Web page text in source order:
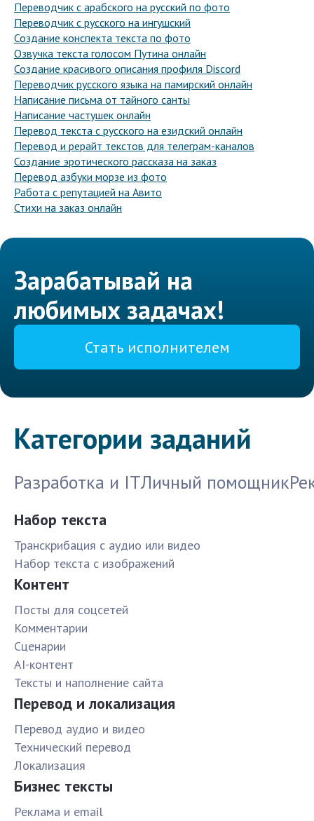
Переводчик с арабского на русский по фото
Переводчик с русского на ингушский
Создание конспекта текста по фото
Озвучка текста голосом Путина онлайн
Создание красивого описания профиля Discord
Переводчик русского языка на памирский онлайн
Написание письма от тайного санты
Написание частушек онлайн
Перевод текста с русского на езидский онлайн
Перевод и рерайт текстов для телеграм-каналов
Создание эротического рассказа на заказ
Перевод азбуки морзе из фото
Работа с репутацией на Авито
Стихи на заказ онлайн
Зарабатывай на
любимых задачах!
Стать исполнителем
Категории заданий
Разработка и ITЛичный помощник
Набор текста
Транскрибация с аудио или видео
Набор текста с изображений
Контент
Посты для соцсетей
Комментарии
Сценарии
AI-контент
Тексты и наполнение сайта
Перевод и локализация
Перевод аудио и видео
Технический перевод
Локализация
Бизнес тексты
Реклама и email